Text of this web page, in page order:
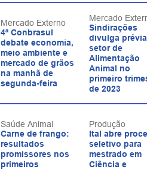
Mercado Externo
4ª Conbrasul
debate economia,
meio ambiente e
mercado de grãos
na manhã de
segunda-feira
Mercado
Sindirações
divulga
setor de
Alimentação
Animal no
primeiro
de 2023
Saúde Animal
Carne de frango:
resultados
promissores nos
primeiros
Produção
Ital abre
seletivo para
mestrado em
Ciência e